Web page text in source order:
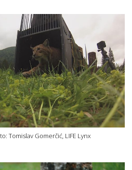
Tomislav Gomerčić, LIFE Lynx